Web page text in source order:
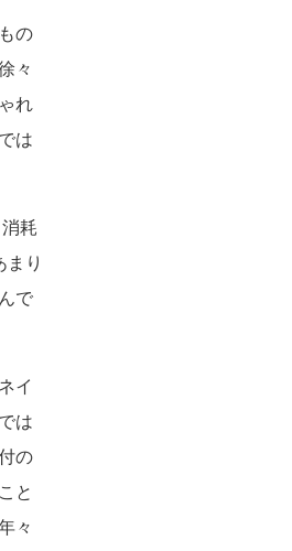
の
々
れ
は
耗
り
で
イ
は
の
と
々